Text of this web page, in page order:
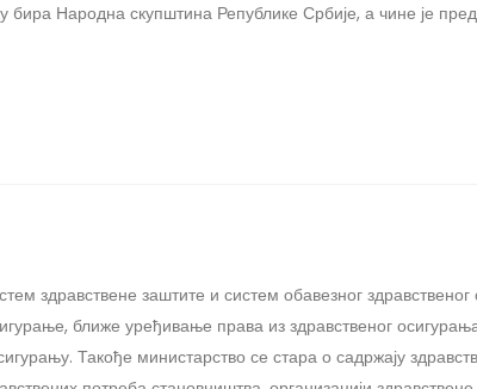
Народна скупштина Републике Србије, а чине је
здравствене заштите и систем обавезног здравственог
ближе уређивање права из здравственог
Такође министарство се стара о садржају